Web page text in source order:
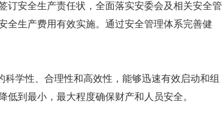
订安全生产责任状，全面落实安委会及相关安全管
全生产费用有效实施。通过安全管理体系完善健
学性、合理性和高效性，能够迅速有效启动和组
到最小，最大程度确保财产和人员安全。